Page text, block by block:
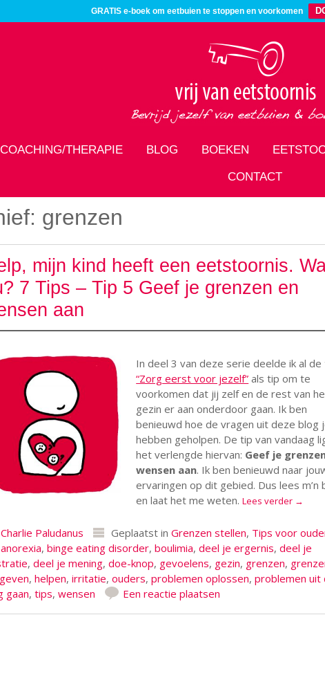
GRATIS e-boek om eetbuien te stoppen en voorkomen
COACHING/THERAPIE BLOG BOEKEN
CONTACT
grenzen
mijn kind heeft een eetstoornis.
7 Tips – Tip 5 Geef je grenzen en
aan
In deel 3 van deze serie deelde ik al de
“Zorg eerst voor jezelf” als tip om te
voorkomen dat jij zelf en de rest van
gezin er aan onderdoor gaan. Ik ben
benieuwd hoe de vragen uit deze blog
hebben geholpen. De tip van vandaag
het verlengde hiervan: Geef je
wensen aan. Ik ben benieuwd naar
ervaringen op dit gebied. Dus lees m’n
en laat het me weten.Lees verder →
Charlie Paludanus Geplaatst in Grenzen stellen, Tips voor
anorexia, binge eating disorder, boulimia, deel je ergernis, deel je
, deel je mening, doe-knop, gevoelens, gezin, grenzen,
, helpen, irritatie, ouders, problemen oplossen, problemen uit
gaan, tips, wensen Een reactie plaatsen